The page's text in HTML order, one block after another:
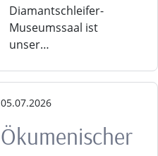
Diamantschleifer-
Museumssaal ist
unser…
05.07.2026
Ökumenischer